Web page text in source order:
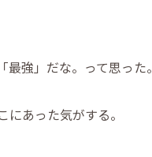
最強」だな。って思った。
にあった気がする。